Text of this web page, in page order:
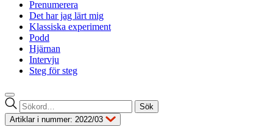
Prenumerera
Det har jag lärt mig
Klassiska experiment
Podd
Hjärnan
Intervju
Steg för steg
Sök
efter:
Artiklar i nummer: 2022/03